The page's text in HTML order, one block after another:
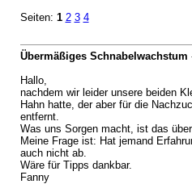
Seiten: 1 2 3 4
Übermäßiges Schnabelwachstum
Hallo,
nachdem wir leider unsere beiden
Hahn hatte, der aber für die
entfernt.
Was uns Sorgen macht, ist das
Meine Frage ist: Hat jemand
auch nicht ab.
Wäre für Tipps dankbar.
Fanny